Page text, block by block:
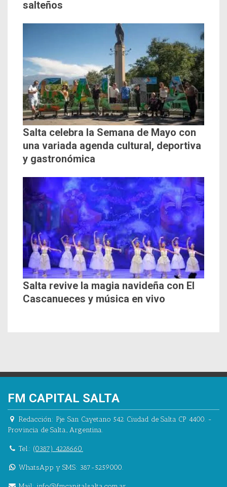
salteños
Salta celebra la Semana de Mayo con
una variada agenda cultural, deportiva
y gastronómica
Salta revive la magia navideña con El
Cascanueces y música en vivo
FM CAPITAL SALTA
Redacción: Pje. San Cayetano 542. Ciudad de Salta CP 4400. -
Provincia de Salta., Argentina.
Tel.: (0387) 4228660.
WhatsApp y SMS: 387-5259000.